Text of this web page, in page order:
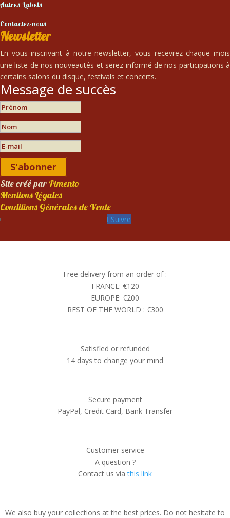
Autres Labels
Contactez-nous
Newsletter
En vous inscrivant à notre newsletter, vous recevrez chaque mois
une liste de nos nouveautés et serez informé de nos participations à
certains salons du disque, festivals et concerts.
Message de succès
S'abonner
Site créé parPimento
Mentions Légales
Conditions Générales de Vente
Suivre
Free delivery from an order of :
FRANCE: €120
EUROPE: €200
REST OF THE WORLD : €300
Satisfied or refunded
14 days to change your mind
Secure payment
PayPal, Credit Card, Bank Transfer
Customer service
A question ?
Contact us viathis link
We also buy your collections at the best prices. Do not hesitate to